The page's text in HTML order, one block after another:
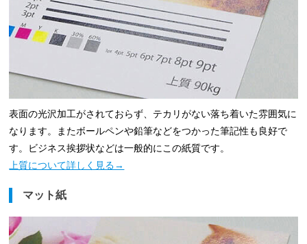
表面の光沢加工がされておらず、テカリがない落ち着いた雰囲気に
なります。またボールペンや鉛筆などをつかった筆記性も良好で
す。ビジネス挨拶状などは一般的にこの紙質です。
上質について詳しく見る→
マット紙